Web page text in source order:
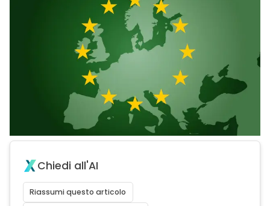
Chiedi all'AI
Riassumi questo articolo